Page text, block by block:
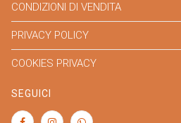
CONDIZIONI DI VENDITA
PRIVACY POLICY
COOKIES PRIVACY
SEGUICI